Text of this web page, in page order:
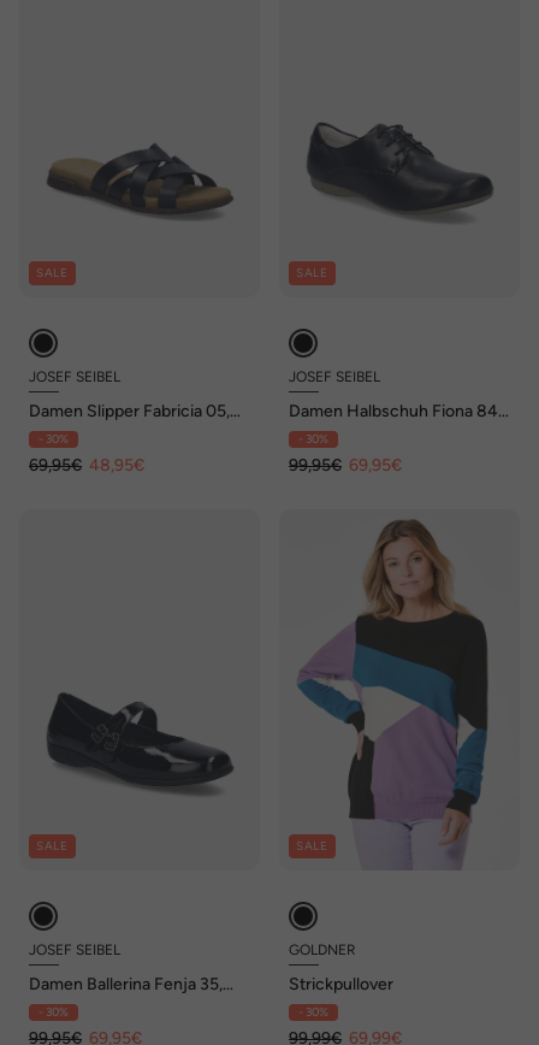
SALE
JOSEF SEIBEL
Damen Slipper Fabricia 05,
schwarz
- 30%
69,95€ 48,95€
SALE
JOSEF SEIBEL
Damen Halbschuh Fiona 84,
schwarz
- 30%
99,95€ 69,95€
SALE
JOSEF SEIBEL
Damen Ballerina Fenja 35,
black-black
- 30%
99,95€ 69,95€
SALE
GOLDNER
Strickpullover
- 30%
99,99€ 69,99€